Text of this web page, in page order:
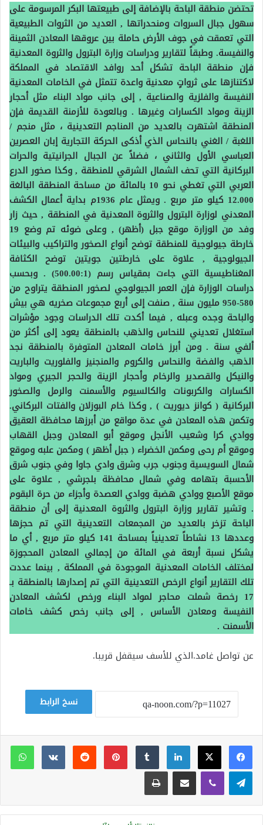
تحتضن منطقة الباحة بالإضافة إلى طبيعتها البكر المرسومة على
سهول جبال السروات ومنحدراتها , العديد من الثروات الطبيعية
التي تعمقت في جوف الأرض حاملة بين عروقها المعادن الثمينة
والنفيسة. وطبقاً لتقارير ودراسات وزارة البترول والثروة المعدنية
فإن منطقة الباحة تشكل أحد روافد الاقتصاد في المملكة
لاكتنازها على ثرواتٍ معدنية واعدة تتمثل في الخامات المعدنية
النفيسة والفلزية والصناعية , إلى جانب مواد البناء مثل أحجار
الزينة ومواد الكسارات وغيرها . وبالعودة للأزمنة القديمة فإن
المنطقة اشتهرت بالعديد من المناجم التعدينية ، مثل منجم /
اللغبة / الغني بالنحاس الذي أذكى الحركة التجارية إبان العصرين
العباسي الأول والثاني ، فضلاً عن الجبال الجرانيتية والحرات
البركانية التي تحف الشمال الشرقي للمنطقة , وكذا صخور الدرع
العربي التي تغطي نحو 10 بالمائة من مساحة المنطقة البالغة
12.000 كيلو متر مربع . ويمثل عام 1936م بداية أعمال الكشف
المعدني لوزارة البترول والثروة المعدنية في المنطقة , حيث زار
وفد من الوزارة موقع جبل (أظهر) , وعلى ضوئه تم وضع 19
خارطة جيولوجية للمنطقة توضح أنواع الصخور والتراكيب والبيئات
الجيولوجية , علاوة على خارطتين جويتين توضح الكثافة
المغناطيسية التي جاءت بمقياس رسم (500.00:1) . وبحسب
دراسات الوزارة فإن العمر الجيولوجي لصخور المنطقة يتراوح من
580-950 مليون سنة , صنفت إلى أربع مجموعات صخريه هي بيش
والباحة وجده وعبله , فيما أكدت تلك الدراسات وجود مؤشرات
استغلال تعديني للنحاس والذهب بالمنطقة يعود إلى أكثر من
ألفي سنة . ومن أبرز خامات المعادن المتوفرة بالمنطقة نجد
الذهب والفضة والنحاس والكروم والمنجنيز والفلوريت والباريت
والنيكل والقصدير والرخام وأحجار الزينة والحجر الجيري ومواد
الكسارات والكربونات والكالسيوم والأسمنت والرمل والصخور
البركانية ( كوانز ديوريت ) , وكذا خام البوزلان والفتات البركاني.
وتكمن هذه المعادن في عدة مواقع من أبرزها محافظة العقيق
ووادي كرا وشعيب الأنجل وموقع أبو المعادن وجبل القهاب
وموقع أم رحى ومكمن الخضراء ( جبل أظهر ) ومكمن علبه وموقع
شمال السويسية وجنوب جرب وشرق وادي جاوا وفي جنوب شرق
الأحسبة بتهامه وفي شمال محافظة بلجرشي , علاوة على
موقع الأصبع ووادي هضبة ووادي العصدة وأجزاء من حرة البقوم
. وتشير تقارير وزارة البترول والثروة المعدنية إلى أن منطقة
الباحة تزخر بالعديد من المجمعات التعدينية التي تم حجزها
وعددها 13 نشاطاً تعدينياً بمساحة 141 كيلو متر مربع , أي ما
يشكل نسبة أربعة في المائة من إجمالي المعادن المحجوزة
لمختلف الخامات المعدنية الموجودة في المملكة , بينما عددت
تلك التقارير أنواع الرخص التعدينية التي تم إصدارها بالمنطقة بـ
17 رخصة شملت محاجر لمواد البناء ورخص لكشف المعادن
النفيسة ومعادن الأساس , إلى جانب رخص كشف خامات
الأسمنت .
عن تواصل غامد.الذي للأسف سيقفل قريبا.
نسخ الرابط
لينكدإن ‏Tumblr بينتيريست
‏Reddit
‏VKontakte
تيلقرام ڤايبر مشاركة عبر البريد طباعة